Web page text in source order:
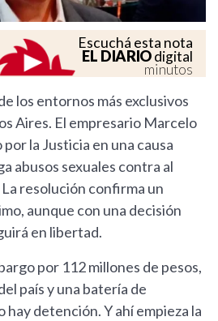
Escuchá esta nota
EL DIARIOdigital
minutos
los entornos más exclusivos
Aires. El empresario Marcelo
la Justicia en una causa
abusos sexuales contra al
resolución confirma un
aunque con una decisión
en libertad.
por 112 millones de pesos,
país y una batería de
detención. Y ahí empieza la